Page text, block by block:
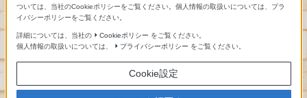
予定数に達したため、販売を終了いたしました。
ついては、当社のCookieポリシーをご覧ください。個人情報の取扱いについては、プラ
イバシーポリシーをご覧ください。
詳細については、当社の Cookieポリシー をご覧ください。
個人情報の取扱いについては、
プライバシーポリシー をご覧ください。
Cookie設定